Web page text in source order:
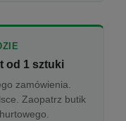
od 1 sztuki
zamówienia.
Zaopatrz butik